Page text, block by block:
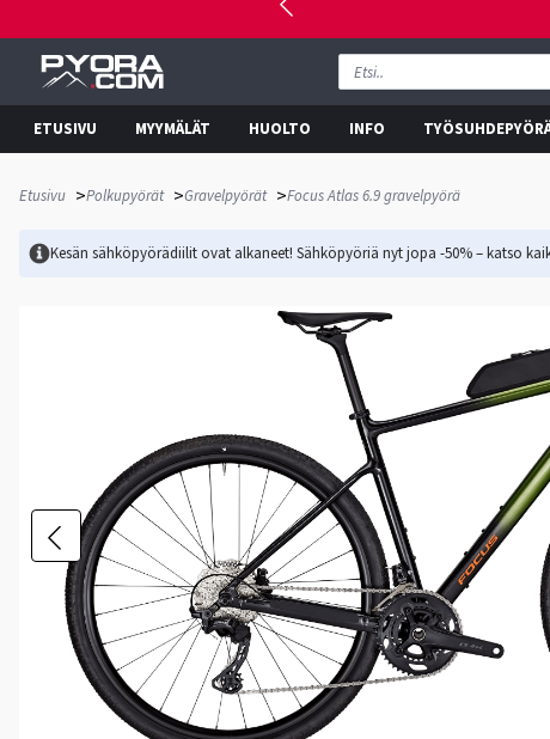
ETUSIVU MYYMÄLÄT HUOLTO INFO
Etusivu >Polkupyörät >Gravelpyörät >Focus Atlas 6.9 gravelpyörä
Kesän sähköpyörädiilit ovat alkaneet! Sähköpyöriä nyt jopa -50% – katso